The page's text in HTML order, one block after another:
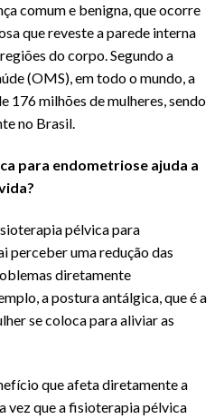
comum e benigna, que ocorre
que reveste a parede interna
do corpo. Segundo a
(OMS), em todo o mundo, a
176 milhões de mulheres, sendo
no Brasil.
para endometriose ajuda a
pélvica para
perceber uma redução das
diretamente
a postura antálgica, que é a
se coloca para aliviar as
que afeta diretamente a
vez que a fisioterapia pélvica